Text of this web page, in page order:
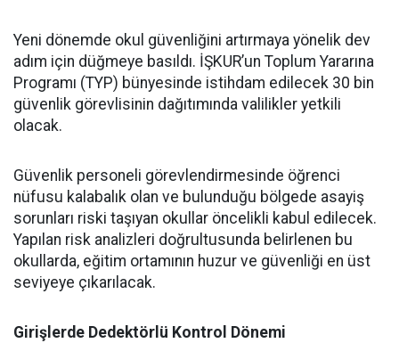
​Yeni dönemde okul güvenliğini artırmaya yönelik dev
adım için düğmeye basıldı. İŞKUR’un Toplum Yararına
Programı (TYP) bünyesinde istihdam edilecek 30 bin
güvenlik görevlisinin dağıtımında valilikler yetkili
olacak.
​Güvenlik personeli görevlendirmesinde öğrenci
nüfusu kalabalık olan ve bulunduğu bölgede asayiş
sorunları riski taşıyan okullar öncelikli kabul edilecek.
Yapılan risk analizleri doğrultusunda belirlenen bu
okullarda, eğitim ortamının huzur ve güvenliği en üst
seviyeye çıkarılacak.
Girişlerde Dedektörlü Kontrol Dönemi